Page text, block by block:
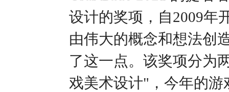
设计的奖项，自2009年
由伟大的概念和想法创
了这一点。该奖项分为
戏美术设计"，今年的游